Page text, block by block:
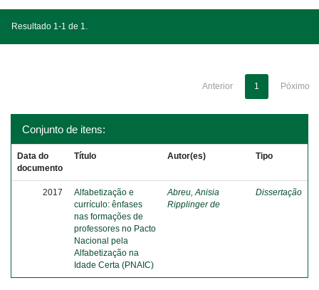
Resultado 1-1 de 1.
Anterior 1 Póximo
Conjunto de itens:
Data do
documento
Título Autor(es) Tipo
2017
Alfabetização e
currículo: ênfases
nas formações de
professores no Pacto
Nacional pela
Alfabetização na
Idade Certa (PNAIC)
Abreu, Anisia
Ripplinger de
Dissertação